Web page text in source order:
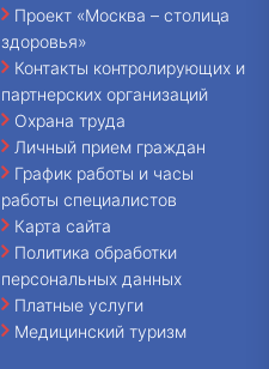
Проект «Москва – столица
здоровья»
Контакты контролирующих и
партнерских организаций
Охрана труда
Личный прием граждан
График работы и часы
работы специалистов
Карта сайта
Политика обработки
персональных данных
Платные услуги
Медицинский туризм